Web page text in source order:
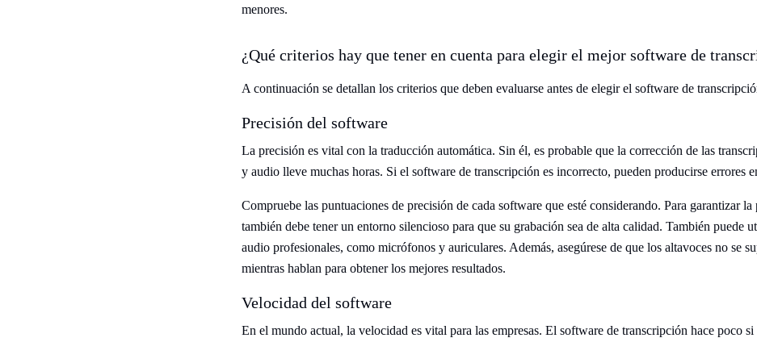
menores.
¿Qué criterios hay que tener en cuenta para elegir el mejor software de
A continuación se detallan los criterios que deben evaluarse antes de elegir el software de
Precisión del software
La precisión es vital con la traducción automática. Sin él, es probable que la corrección de las
y audio lleve muchas horas. Si el software de transcripción es incorrecto, pueden producirse errores
Compruebe las puntuaciones de precisión de cada software que esté considerando. Para garantizar la
también debe tener un entorno silencioso para que su grabación sea de alta calidad. También puede
audio profesionales, como micrófonos y auriculares. Además, asegúrese de que los altavoces no se
mientras hablan para obtener los mejores resultados.
Velocidad del software
En el mundo actual, la velocidad es vital para las empresas. El software de transcripción hace poco si